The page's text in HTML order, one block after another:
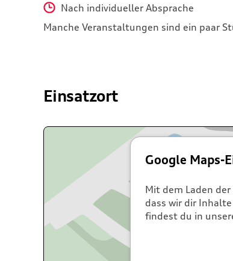
Nach individueller Absprache
Manche Veranstaltungen sind ein paar
Einsatzort
Google Maps-
Mit dem Laden
dass wir dir
findest du in